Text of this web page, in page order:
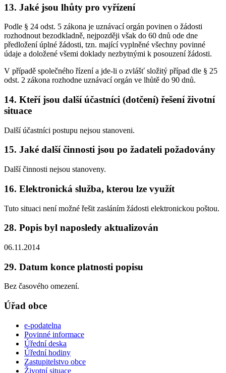
13. Jaké jsou lhůty pro vyřízení
Podle § 24 odst. 5 zákona je uznávací orgán povinen o žádosti
rozhodnout bezodkladně, nejpozději však do 60 dnů ode dne
předložení úplné žádosti, tzn. mající vyplněné všechny povinné
údaje a doložené všemi doklady nezbytnými k posouzení žádosti.
V případě společného řízení a jde-li o zvlášť složitý případ dle § 25
odst. 2 zákona rozhodne uznávací orgán ve lhůtě do 90 dnů.
14. Kteří jsou další účastníci (dotčení) řešení životní
situace
Další účastníci postupu nejsou stanoveni.
15. Jaké další činnosti jsou po žadateli požadovány
Další činnosti nejsou stanoveny.
16. Elektronická služba, kterou lze využít
Tuto situaci není možné řešit zasláním žádosti elektronickou poštou.
28. Popis byl naposledy aktualizován
06.11.2014
29. Datum konce platnosti popisu
Bez časového omezení.
Úřad obce
e-podatelna
Povinné informace
Úřední deska
Úřední hodiny
Zastupitelstvo obce
Životní situace